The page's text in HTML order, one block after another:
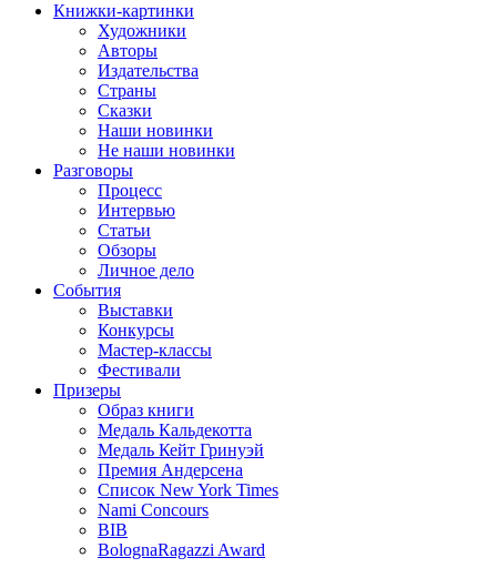
Книжки-картинки
Художники
Авторы
Издательства
Страны
Сказки
Наши новинки
Не наши новинки
Разговоры
Процесс
Интервью
Статьи
Обзоры
Личное дело
События
Выставки
Конкурсы
Мастер-классы
Фестивали
Призеры
Образ книги
Медаль Кальдекотта
Медаль Кейт Гринуэй
Премия Андерсена
Список New York Times
Nami Concours
BIB
BolognaRagazzi Award